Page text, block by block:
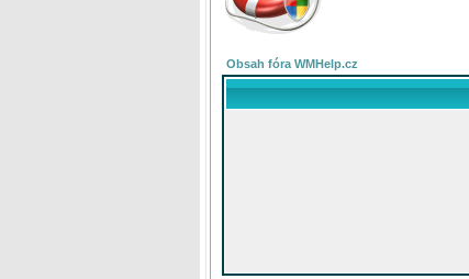
Obsah fóra WMHelp.cz